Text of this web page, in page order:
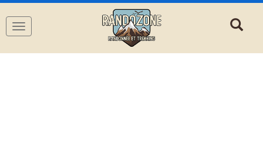
Navigation